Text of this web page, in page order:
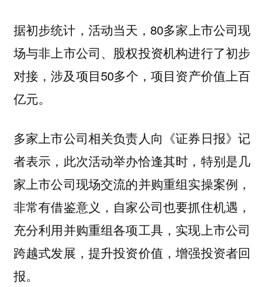
据初步统计，活动当天，80多家上市公司现
场与非上市公司、股权投资机构进行了初步
对接，涉及项目50多个，项目资产价值上百
亿元。
多家上市公司相关负责人向《证券日报》记
者表示，此次活动举办恰逢其时，特别是几
家上市公司现场交流的并购重组实操案例，
非常有借鉴意义，自家公司也要抓住机遇，
充分利用并购重组各项工具，实现上市公司
跨越式发展，提升投资价值，增强投资者回
报。